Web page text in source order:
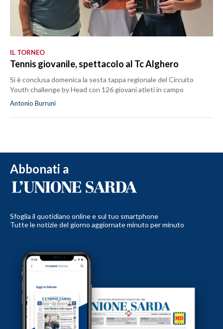
IL TORNEO
Tennis giovanile, spettacolo al Tc Alghero
Si è conclusa domenica la sesta tappa regionale del Circuito
Youth challenge by Head con 126 giovani atleti in campo
Antonio Burruni
Abbonati a
Sfoglia il quotidiano online e sul tuo smartphone
Tutte le notizie del giorno aggiornate minuto per minuto